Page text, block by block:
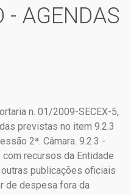
- AGENDAS
n. 01/2009-SECEX-5,
previstas no item 9.2.3
2ª. Câmara. 9.2.3 -
recursos da Entidade
publicações oficiais
de despesa fora da